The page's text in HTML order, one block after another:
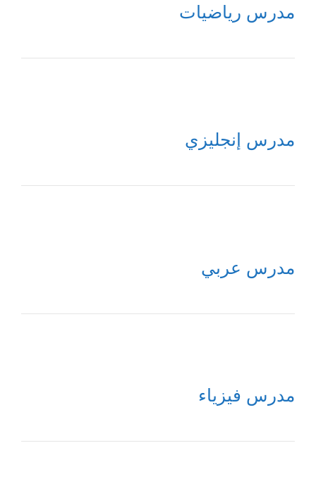
مدرس رياضيات
مدرس إنجليزي
مدرس عربي
مدرس فيزياء